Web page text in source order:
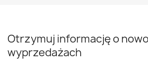
Otrzymuj informację o
wyprzedażach